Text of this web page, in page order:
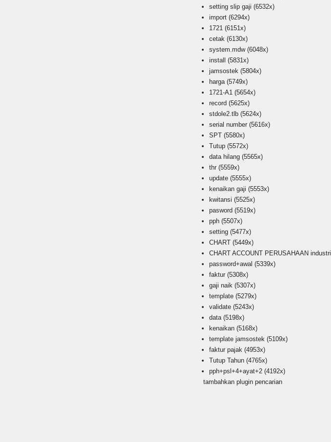
setting slip gaji (6532x)
import (6294x)
1721 (6151x)
cetak (6130x)
system.mdw(6048x)
install (5831x)
jamsostek (5804x)
harga (5749x)
1721-A1 (5654x)
record (5625x)
stdole2.tlb (5624x)
serial number (5616x)
SPT (5580x)
Tutup (5572x)
data hilang (5565x)
thr (5559x)
update (5555x)
kenaikan gaji (5553x)
kwitansi (5525x)
pasword (5519x)
pph (5507x)
setting (5477x)
CHART (5449x)
CHART ACCOUNT PERUSAHAAN industri
password+awal (5339x)
faktur (5308x)
gaji naik (5307x)
template (5279x)
validate (5243x)
data (5198x)
kenaikan (5168x)
template jamsostek (5109x)
faktur pajak (4953x)
Tutup Tahun (4765x)
pph+psl+4+ayat+2 (4192x)
tambahkan plugin pencarian